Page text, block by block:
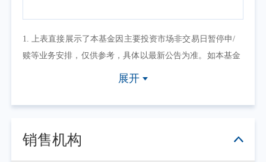
1. 上表直接展示了本基金因主要投资市场非交易日暂停申/
赎等业务安排，仅供参考，具体以最新公告为准。如本基金
因其他原因暂停申/赎等业务或有其他交易状态限制的，可点
2. 上表默认展示一个自然月的开放日安排，如需要查询本基
间区间。
展开
销售机构